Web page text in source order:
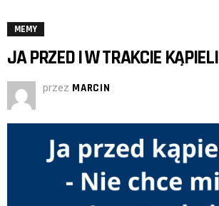
MEMY
JA PRZED I W TRAKCIE KĄPIELI
przez MARCIN